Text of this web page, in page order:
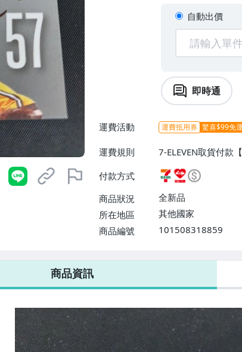
自動出價
即時通
運費活動 運費抵用券 驚喜$99免運
運費規則
7-ELEVEN取貨付款
0】、郵局掛號【單
付款方式
商品狀況
全新品
所在地區
其他國家
商品編號
101508318859
7-ELEVEN 運費只要38元
商品資訊